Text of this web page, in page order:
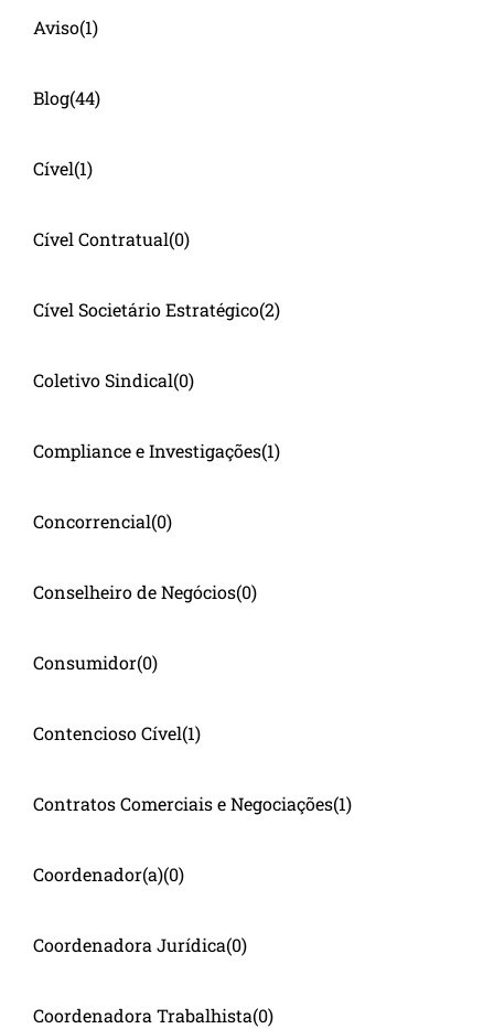
Aviso(1)
Blog(44)
Cível(1)
Cível Contratual(0)
Cível Societário Estratégico(2)
Coletivo Sindical(0)
Compliance e Investigações(1)
Concorrencial(0)
Conselheiro de Negócios(0)
Consumidor(0)
Contencioso Cível(1)
Contratos Comerciais e Negociações(1)
Coordenador(a)(0)
Coordenadora Jurídica(0)
Coordenadora Trabalhista(0)